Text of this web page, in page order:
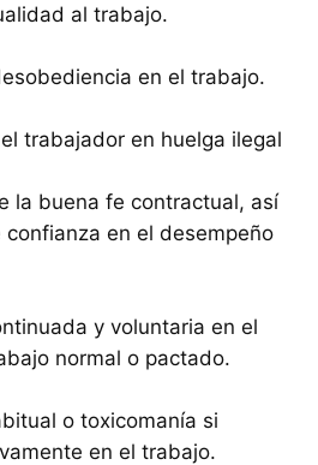
al trabajo.
en el trabajo.
trabajador en huelga ilegal
la buena fe contractual, así
en el desempeño
y voluntaria en el
normal o pactado.
o toxicomanía si
en el trabajo.